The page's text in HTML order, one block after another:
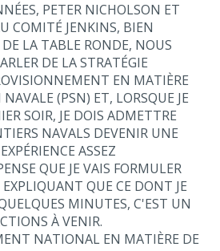
PETER NICHOLSON ET
COMITÉ JENKINS, BIEN
LA TABLE RONDE, NOUS
DE LA STRATÉGIE
EN MATIÈRE
(PSN) ET, LORSQUE JE
SOIR, JE DOIS ADMETTRE
NAVALS DEVENIR UNE
ASSEZ
QUE JE VAIS FORMULER
EXPLIQUANT QUE CE DONT JE
MINUTES, C'EST UN
À VENIR.
NATIONAL EN MATIÈRE DE